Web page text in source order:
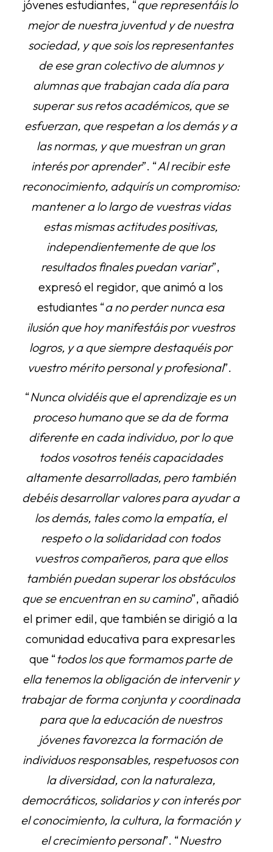
jóvenes estudiantes, “que representáis lo
mejor de nuestra juventud y de nuestra
sociedad, y que sois los representantes
de ese gran colectivo de alumnos y
alumnas que trabajan cada día para
superar sus retos académicos, que se
esfuerzan, que respetan a los demás y a
las normas, y que muestran un gran
interés por aprender”. “Al recibir este
reconocimiento, adquirís un compromiso:
mantener a lo largo de vuestras vidas
estas mismas actitudes positivas,
independientemente de que los
resultados finales puedan variar”,
expresó el regidor, que animó a los
estudiantes “a no perder nunca esa
ilusión que hoy manifestáis por vuestros
logros, y a que siempre destaquéis por
vuestro mérito personal y profesional”.
“Nunca olvidéis que el aprendizaje es un
proceso humano que se da de forma
diferente en cada individuo, por lo que
todos vosotros tenéis capacidades
altamente desarrolladas, pero también
debéis desarrollar valores para ayudar a
los demás, tales como la empatía, el
respeto o la solidaridad con todos
vuestros compañeros, para que ellos
también puedan superar los obstáculos
que se encuentran en su camino”, añadió
el primer edil, que también se dirigió a la
comunidad educativa para expresarles
que “todos los que formamos parte de
ella tenemos la obligación de intervenir y
trabajar de forma conjunta y coordinada
para que la educación de nuestros
jóvenes favorezca la formación de
individuos responsables, respetuosos con
la diversidad, con la naturaleza,
democráticos, solidarios y con interés por
el conocimiento, la cultura, la formación y
el crecimiento personal”. “Nuestro